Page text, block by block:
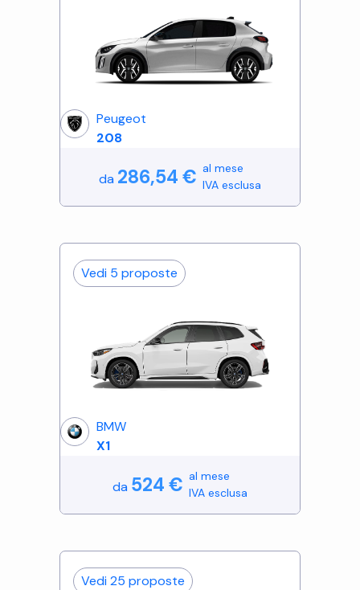
Peugeot
208
da 286,54 € al mese
IVA esclusa
Vedi 5 proposte
BMW
X1
da 524 € al mese
IVA esclusa
Vedi 25 proposte